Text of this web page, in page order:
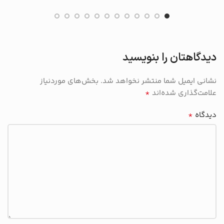
دیدگاهتان را بنویسید
نشانی ایمیل شما منتشر نخواهد شد. بخش‌های موردنیاز
علامت‌گذاری شده‌اند *
دیدگاه *